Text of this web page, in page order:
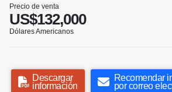
Precio de venta
US$132,000
Dólares Americanos
Descargar
información
Recomendar
por correo